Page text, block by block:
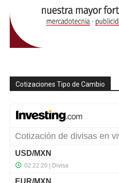
Cotizaciones Tipo de Cambio